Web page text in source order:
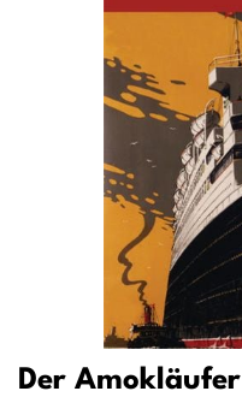
Der Amokläufer